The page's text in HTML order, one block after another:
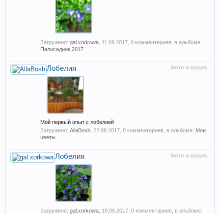
Загружено: gal.xorkowa 11.09.2017 , 0 комментариев, в альбоме:
Палисадник 2017
Фото и видео
Лобелия
Мой первый опыт с лобелией
Загружено: AllaBosh 22.08.2017 , 0 комментариев, в альбоме: Мои
цветы
Фото и видео
Лобелия
Загружено: gal.xorkowa 19.08.2017 , 0 комментариев, в альбоме: